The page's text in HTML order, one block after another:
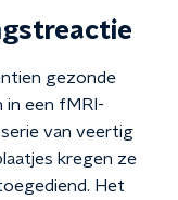
gezonde
in een fMRI-
van veertig
kregen ze
Het